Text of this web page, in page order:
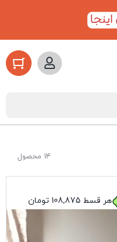
14 محصول
هر قسط 108,875 تومان